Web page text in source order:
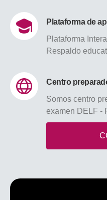
Plataforma de
Plataforma
Respaldo
Centro
Somos centro
examen DELF -